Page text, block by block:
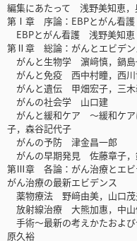
編集にあたって 浅野美知恵，
第Ⅰ章 序論：EBPとがん看護
EBPとがん看護 浅野美知恵
第Ⅱ章 総論：がんとエビデン
がんと生物学 濵﨑慎，鍋島
がんと免疫 西中村瞳，西川
がんと遺伝 甲畑宏子，三木
がんの社会学 山口建
がんと緩和ケア ～緩和ケ
子，森谷記代子
がんの予防 津金昌一郎
がんの早期発見 佐藤章子，
第Ⅲ章 各論：がん治療とエビ
がん治療の最新エビデンス
薬物療法 野﨑由美，山口茂
放射線治療 大熊加惠，中山
手術～最新の考えかたおよ
原久裕